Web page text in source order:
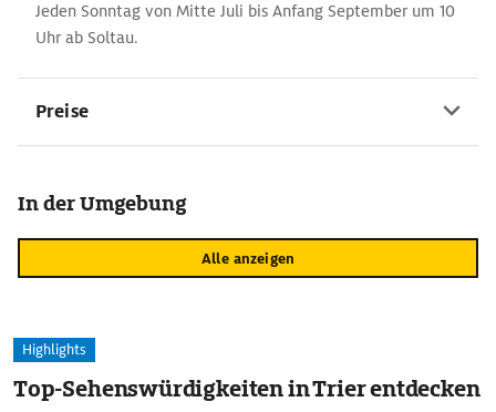
Jeden Sonntag von Mitte Juli bis Anfang September um 10
Uhr ab Soltau.
Preise
In der Umgebung
Alle anzeigen
Highlights
Top-Sehenswürdigkeiten in Trier entdecken